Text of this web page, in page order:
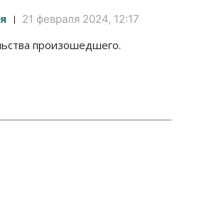
21 февраля 2024, 12:17
произошедшего.